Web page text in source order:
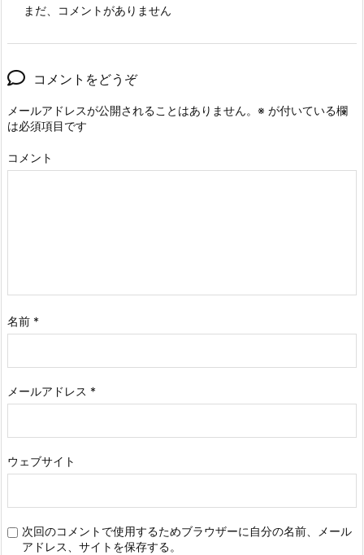
まだ、コメントがありません
コメントをどうぞ
メールアドレスが公開されることはありません。 ※ が付いている欄
は必須項目です
コメント
名前 *
メールアドレス *
ウェブサイト
次回のコメントで使用するためブラウザーに自分の名前、メール
アドレス、サイトを保存する。